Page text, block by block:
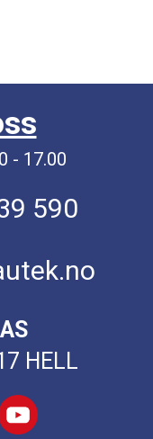
- 17.00
590
HELL